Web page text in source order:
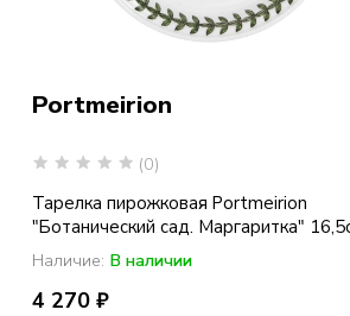
Portmeirion
(0)
Тарелка пирожковая Portmeirion
"Ботанический сад. Маргаритка"
Наличие: В наличии
4 270 ₽